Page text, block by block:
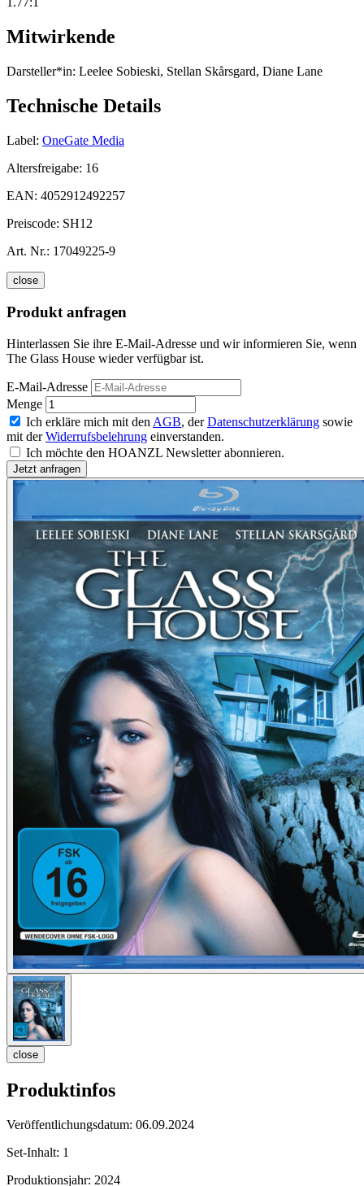
Mitwirkende
Darsteller*in: Leelee Sobieski, Stellan Skårsgard, Diane Lane
Technische Details
Label: OneGate Media
Altersfreigabe: 16
EAN: 4052912492257
Preiscode: SH12
Art. Nr.: 17049225-9
close
Produkt anfragen
Hinterlassen Sie ihre E-Mail-Adresse und wir informieren Sie, wenn
The Glass House wieder verfügbar ist.
E-Mail-Adresse
Menge
Ich erkläre mich mit den AGB, derDatenschutzerklärung sowie
mit derWiderrufsbelehrung einverstanden.
Ich möchte den HOANZL Newsletter abonnieren.
close
Produktinfos
Veröffentlichungsdatum: 06.09.2024
Set-Inhalt: 1
Produktionsjahr: 2024